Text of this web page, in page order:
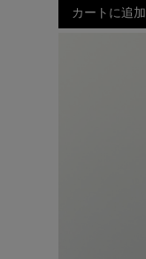
カートに追加